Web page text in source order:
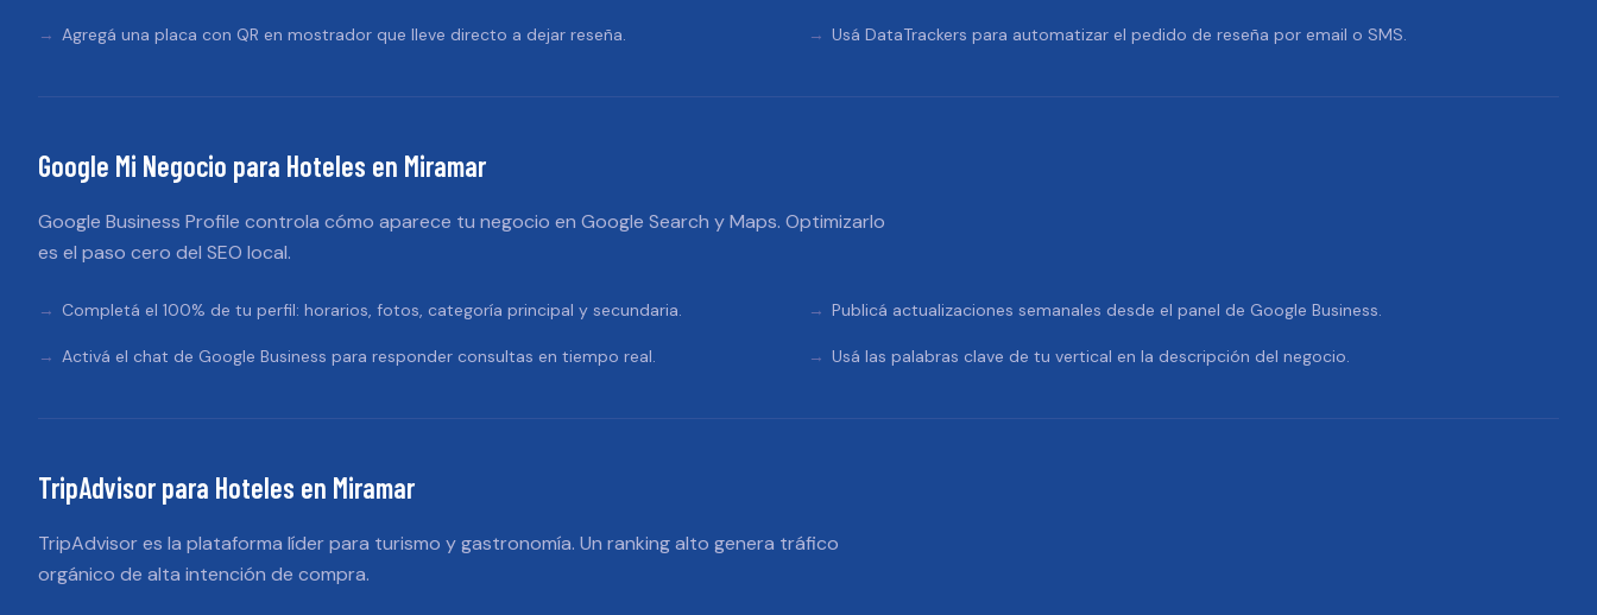
Agregá una placa con QR en mostrador que lleve directo a dejar reseña. Usá DataTrackers para automatizar el pedido de reseña por email o SMS.
Google Mi Negocio para Hoteles en Miramar
Google Business Profile controla cómo aparece tu negocio en Google Search y Maps. Optimizarlo
es el paso cero del SEO local.
Completá el 100% de tu perfil: horarios, fotos, categoría principal y secundaria. Publicá actualizaciones semanales desde el panel de Google Business.
Activá el chat de Google Business para responder consultas en tiempo real. Usá las palabras clave de tu vertical en la descripción del negocio.
TripAdvisor para Hoteles en Miramar
TripAdvisor es la plataforma líder para turismo y gastronomía. Un ranking alto genera tráfico
orgánico de alta intención de compra.